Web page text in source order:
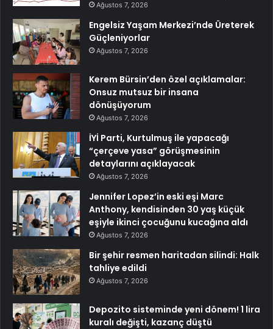
Ağustos 7, 2026
Engelsiz Yaşam Merkezi’nde Üreterek
Güçleniyorlar
Ağustos 7, 2026
Kerem Bürsin’den özel açıklamalar:
Onsuz mutsuz bir insana
dönüşüyorum
Ağustos 7, 2026
İYİ Parti, Kurtulmuş ile yapacağı
“çerçeve yasa” görüşmesinin
detaylarını açıklayacak
Ağustos 7, 2026
Jennifer Lopez’in eski eşi Marc
Anthony, kendisinden 30 yaş küçük
eşiyle ikinci çocuğunu kucağına aldı
Ağustos 7, 2026
Bir şehir resmen haritadan silindi: Halk
tahliye edildi
Ağustos 7, 2026
Depozito sisteminde yeni dönem! 1 lira
kuralı değişti, kazanç düştü